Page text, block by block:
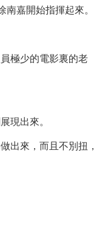
南嘉開始指揮起來。
極少的電影裏的老
現出來。
出來，而且不別扭，